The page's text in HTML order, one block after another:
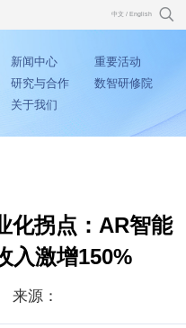
中文 / English
新闻中心
重要活动
研究与合作
数智研修院
关于我们
化拐点：AR智能
入激增150%
来源：